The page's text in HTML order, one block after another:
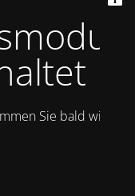
Sie bald wieder.